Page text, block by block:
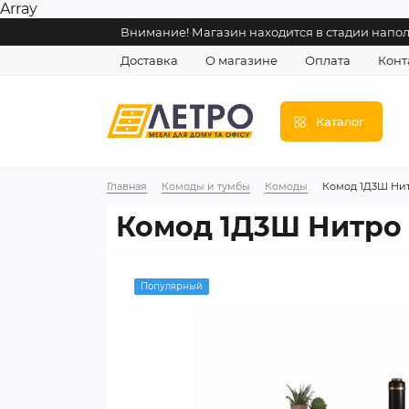
Array
Внимание! Магазин находится в стадии
Доставка
О магазине Оплата
Каталог
Главная Комоды и тумбы Комоды Комод 1Д3Ш
Комод 1Д3Ш Нитро
Популярный